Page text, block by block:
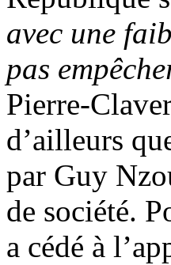
avec une
pas
Pierre-
d’ailleurs
par Guy
de société.
a cédé à